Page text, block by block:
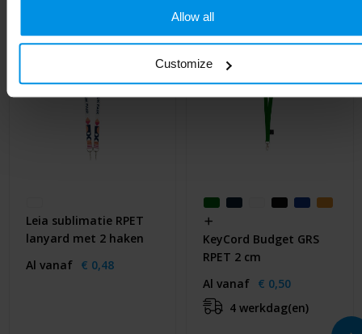
Allow all
Customize
Leia sublimatie RPET
lanyard met 2 haken
Al vanaf € 0,48
KeyCord Budget GRS
RPET 2 cm
Al vanaf € 0,50
4 werkdag(en)